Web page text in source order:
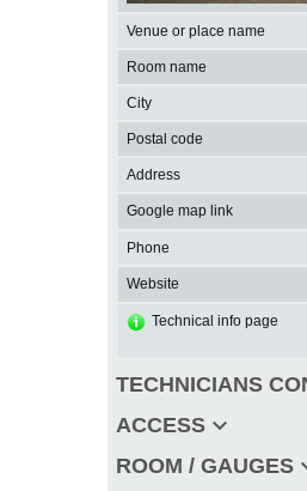
Venue or place name
Room name
City
Postal code
Address
Google map link
Phone
Website
Technical info page
TECHNICIANS
ACCESS keyboard_arrow_down
ROOM / GAUGES